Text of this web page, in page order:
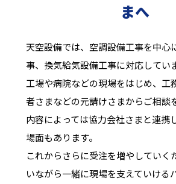
まへ
天空設備では、空調設備工事を中心
事、換気給気設備工事に対応してい
工場や病院などの現場をはじめ、工
者さまなどの元請けさまからご相談
内容によっては協力会社さまと連携
場面もあります。
これからさらに受注を増やしていく
いながら一緒に現場を支えていける